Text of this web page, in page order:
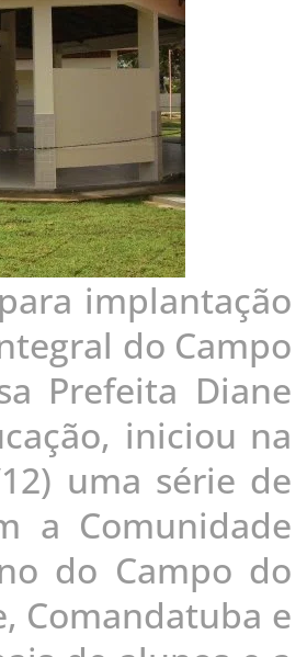
implantação
do Campo
Prefeita Diane
iniciou na
uma série de
a Comunidade
do Campo do
Comandatuba e